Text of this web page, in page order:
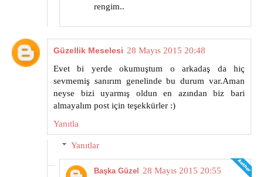
rengim..
Güzellik Meselesi 28 Mayıs 2015 20:48
Evet bi yerde okumuştum o arkadaş da hiç
sevmemiş sanırım genelinde bu durum var.Aman
neyse bizi uyarmış oldun en azından biz bari
almayalım post için teşekkürler :)
Yanıtla
Yanıtlar
Başka Güzel 28 Mayıs 2015 20:55